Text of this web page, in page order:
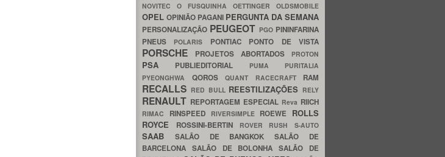
NOVITEC O FUSQUINHA OETTINGER OLDSMOBILE
OPEL OPINIÃO PAGANI PERGUNTA DA SEMANA
PERSONALIZAÇÃO PEUGEOT PGO PININFARINA
PNEUS
POLARIS PONTIAC PONTO DE VISTA
PORSCHE PROJETOS ABORTADOS PROTON
PSA PUBLIEDITORIAL PUMA PURITALIA
PYEONGHWA QOROS QUANT RACECRAFT RAM
RECALLS RED BULL REESTILIZAÇÕES RELY
RENAULT REPORTAGEM ESPECIAL Reva RIICH
RIMAC RINSPEED RIVERSIMPLE ROEWE ROLLS
ROYCE
ROSSINI-BERTIN ROVER RUSH S-AUTO
SAAB SALÃO DE BANGKOKSALÃO DE
BARCELONA SALÃO DE BOLONHASALÃO DE